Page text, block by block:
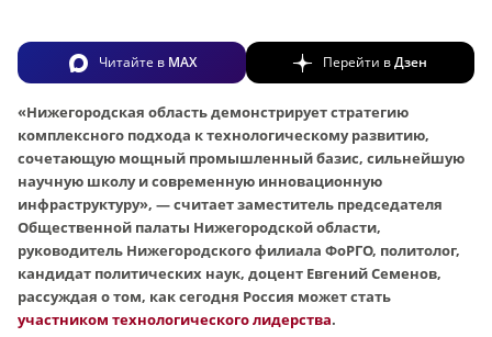
Читайте в MAX Перейти вДзен
«Нижегородская область демонстрирует стратегию
комплексного подхода к технологическому развитию,
сочетающую мощный промышленный базис, сильнейшую
научную школу и современную инновационную
инфраструктуру», — считает заместитель председателя
Общественной палаты Нижегородской области,
руководитель Нижегородского филиала ФоРГО, политолог,
кандидат политических наук, доцент Евгений Семенов,
рассуждая о том, как сегодня Россия может стать
участником технологического лидерства.